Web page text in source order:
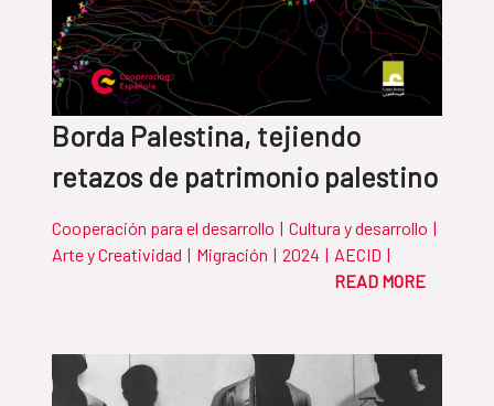
Borda Palestina, tejiendo
retazos de patrimonio palestino
Cooperación para el desarrollo | Cultura y desarrollo |
Arte y Creatividad | Migración | 2024 | AECID |
READ MORE